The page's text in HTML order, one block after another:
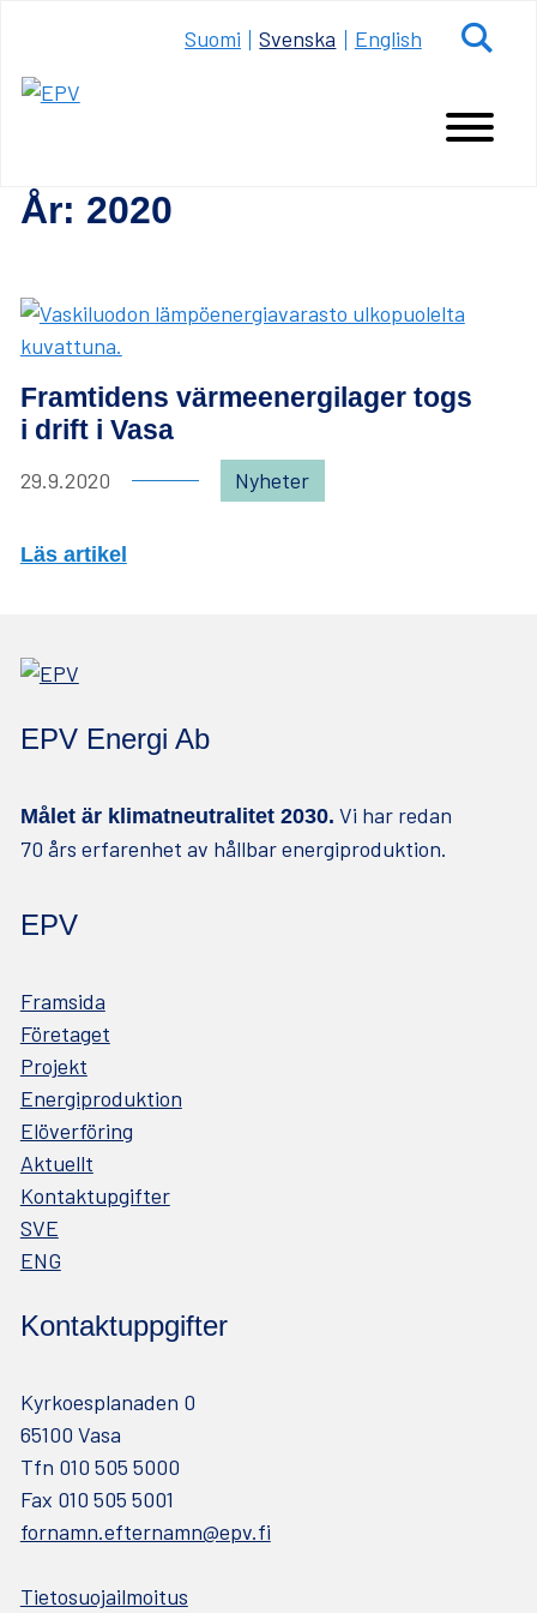
Suomi Svenska English Sök
År: 2020
Framtidens värmeenergilager togs
i drift i Vasa
Publiceringsdag:
29.9.2020 Kategori:
Nyheter
Läs artikel
EPV Energi Ab
Målet är klimatneutralitet 2030. Vi har redan
70 års erfarenhet av hållbar energiproduktion.
EPV
Framsida
Företaget
Projekt
Energiproduktion
Elöverföring
Aktuellt
Kontaktupgifter
SVE
ENG
Kontaktuppgifter
Kyrkoesplanaden 0
65100 Vasa
Tfn 010 505 5000
Fax 010 505 5001
fornamn.efternamn@epv.fi
Tietosuojailmoitus